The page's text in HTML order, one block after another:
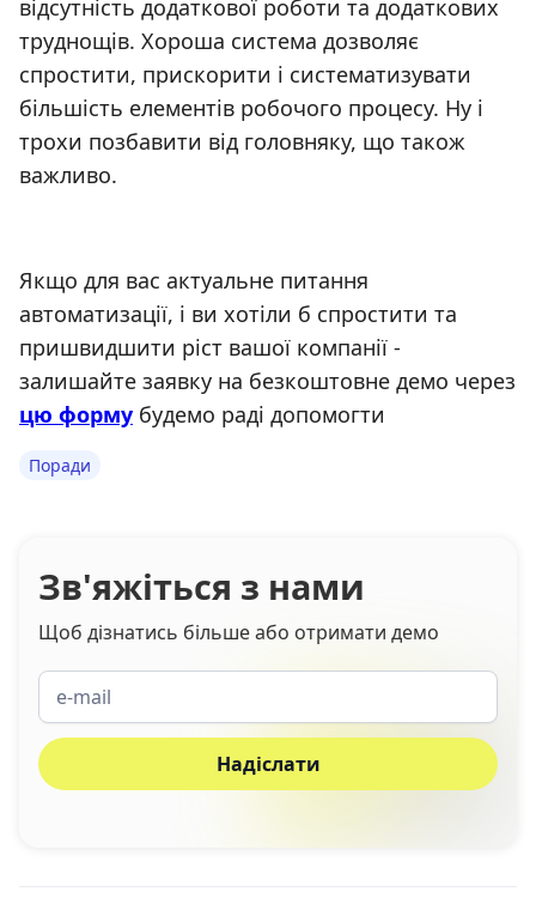
відсутність додаткової роботи та додаткових
труднощів. Хороша система дозволяє
спростити, прискорити і систематизувати
більшість елементів робочого процесу. Ну і
трохи позбавити від головняку, що також
важливо.
Якщо для вас актуальне питання
автоматизації, і ви хотіли б спростити та
пришвидшити ріст вашої компанії -
залишайте заявку на безкоштовне демо через
цю форму будемо раді допомогти
Поради
Зв'яжіться з нами
Щоб дізнатись більше або отримати демо